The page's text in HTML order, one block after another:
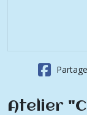
Atelier